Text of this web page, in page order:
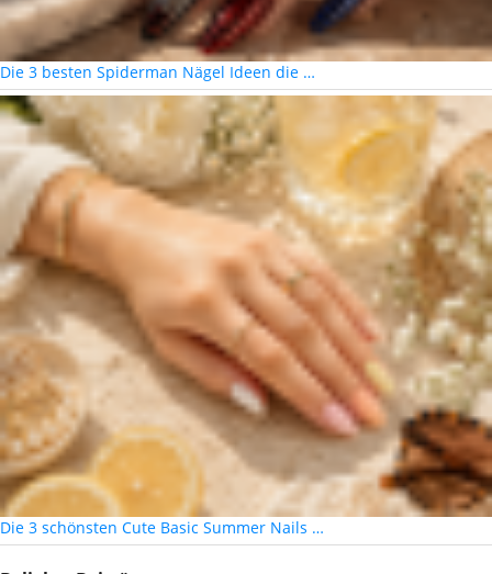
Die 3 besten Spiderman Nägel Ideen die …
Die 3 schönsten Cute Basic Summer Nails …